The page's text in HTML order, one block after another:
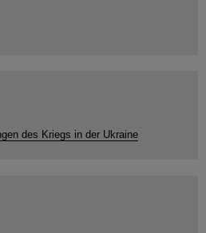
des Kriegs in der Ukraine